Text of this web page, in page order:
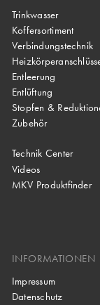
Trinkwasser
Koffersortiment
Verbindungstechnik
Entleerung
Entlüftung
Stopfen &
Zubehör
Technik Center
Videos
MKV Produktfinder
INFORMATIONEN
Impressum
Datenschutz